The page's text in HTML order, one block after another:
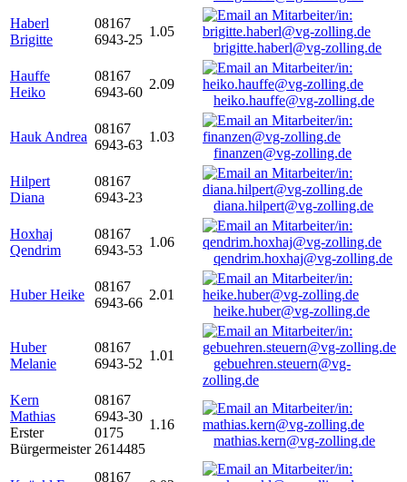
Haberl
Brigitte
08167
6943-25
1.05
brigitte.haberl@vg-zolling.de
Hauffe
Heiko
08167
6943-60
2.09
heiko.hauffe@vg-zolling.de
Hauk Andrea
08167
6943-63
1.03
finanzen@vg-zolling.de
Hilpert
Diana
08167
6943-23
diana.hilpert@vg-zolling.de
Hoxhaj
Qendrim
08167
6943-53
1.06
qendrim.hoxhaj@vg-zolling.de
Huber Heike
08167
6943-66
2.01
heike.huber@vg-zolling.de
Huber
Melanie
08167
6943-52
1.01
gebuehren.steuern@vg-
zolling.de
Kern
Mathias
Erster
Bürgermeister
08167
6943-30
0175
2614485
1.16
mathias.kern@vg-zolling.de
08167